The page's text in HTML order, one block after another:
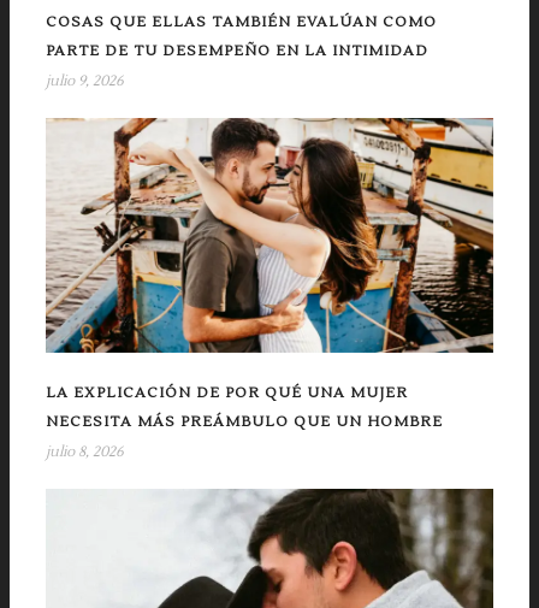
COSAS QUE ELLAS TAMBIÉN EVALÚAN COMO
PARTE DE TU DESEMPEÑO EN LA INTIMIDAD
julio 9, 2026
LA EXPLICACIÓN DE POR QUÉ UNA MUJER
NECESITA MÁS PREÁMBULO QUE UN HOMBRE
julio 8, 2026